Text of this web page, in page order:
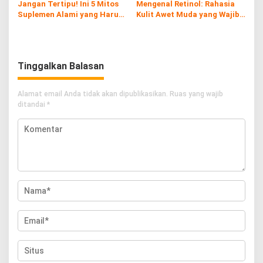
Jangan Tertipu! Ini 5 Mitos
Suplemen Alami yang Harus
Mengenal Retinol: Rahasia
Kulit Awet Muda yang Wajib
Tinggalkan Balasan
Alamat email Anda tidak akan dipublikasikan. Ruas yang wajib
ditandai *